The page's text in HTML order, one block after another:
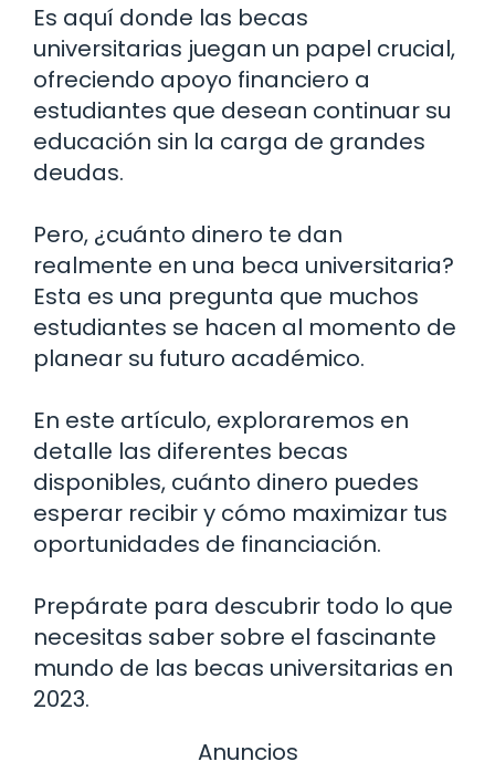
Es aquí donde las becas
universitarias juegan un papel crucial,
ofreciendo apoyo financiero a
estudiantes que desean continuar su
educación sin la carga de grandes
deudas.
Pero, ¿cuánto dinero te dan
realmente en una beca universitaria?
Esta es una pregunta que muchos
estudiantes se hacen al momento de
planear su futuro académico.
En este artículo, exploraremos en
detalle las diferentes becas
disponibles, cuánto dinero puedes
esperar recibir y cómo maximizar tus
oportunidades de financiación.
Prepárate para descubrir todo lo que
necesitas saber sobre el fascinante
mundo de las becas universitarias en
2023.
Anuncios